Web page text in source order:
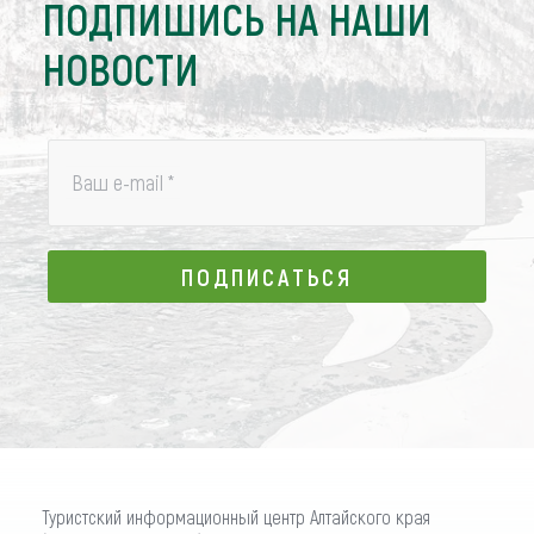
ПОДПИШИСЬ НА НАШИ
НОВОСТИ
Ваш e-mail *
ПОДПИСАТЬСЯ
ПОДПИСАТЬСЯ
Туристский информационный центр Алтайского края